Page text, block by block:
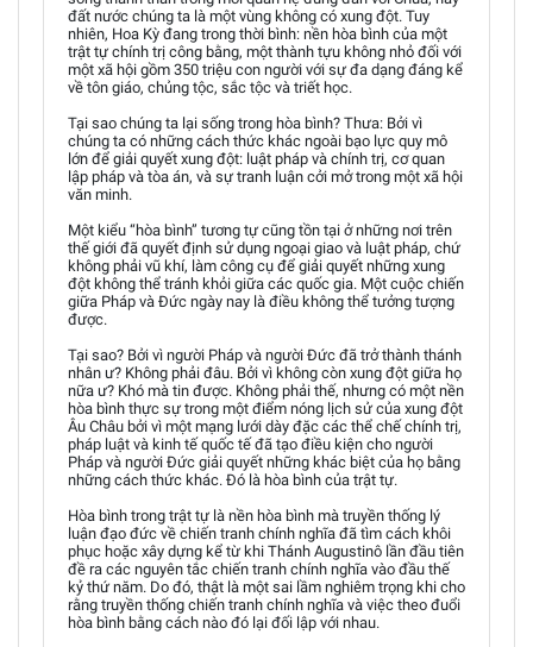
đất nước chúng ta là một vùng không có xung đột. Tuy
nhiên, Hoa Kỳ đang trong thời bình: nền hòa bình của một
trật tự chính trị công bằng, một thành tựu không nhỏ đối với
một xã hội gồm 350 triệu con người với sự đa dạng đáng kể
về tôn giáo, chủng tộc, sắc tộc và triết học.
Tại sao chúng ta lại sống trong hòa bình? Thưa: Bởi vì
chúng ta có những cách thức khác ngoài bạo lực quy mô
lớn để giải quyết xung đột: luật pháp và chính trị, cơ quan
lập pháp và tòa án, và sự tranh luận cởi mở trong một xã hội
văn minh.
Một kiểu “hòa bình” tương tự cũng tồn tại ở những nơi trên
thế giới đã quyết định sử dụng ngoại giao và luật pháp, chứ
không phải vũ khí, làm công cụ để giải quyết những xung
đột không thể tránh khỏi giữa các quốc gia. Một cuộc chiến
giữa Pháp và Đức ngày nay là điều không thể tưởng tượng
được.
Tại sao? Bởi vì người Pháp và người Đức đã trở thành thánh
nhân ư? Không phải đâu. Bởi vì không còn xung đột giữa họ
nữa ư? Khó mà tin được. Không phải thế, nhưng có một nền
hòa bình thực sự trong một điểm nóng lịch sử của xung đột
Âu Châu bởi vì một mạng lưới dày đặc các thể chế chính trị,
pháp luật và kinh tế quốc tế đã tạo điều kiện cho người
Pháp và người Đức giải quyết những khác biệt của họ bằng
những cách thức khác. Đó là hòa bình của trật tự.
Hòa bình trong trật tự là nền hòa bình mà truyền thống lý
luận đạo đức về chiến tranh chính nghĩa đã tìm cách khôi
phục hoặc xây dựng kể từ khi Thánh Augustinô lần đầu tiên
đề ra các nguyên tắc chiến tranh chính nghĩa vào đầu thế
kỷ thứ năm. Do đó, thật là một sai lầm nghiêm trọng khi cho
rằng truyền thống chiến tranh chính nghĩa và việc theo đuổi
hòa bình bằng cách nào đó lại đối lập với nhau.